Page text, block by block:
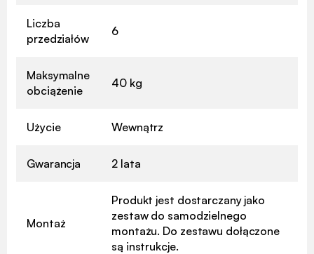
Liczba
przedziałów
6
Maksymalne
obciążenie
40 kg
Użycie Wewnątrz
Gwarancja 2 lata
Montaż
Produkt jest dostarczany jako
zestaw do samodzielnego
montażu. Do zestawu dołączone
są instrukcje.